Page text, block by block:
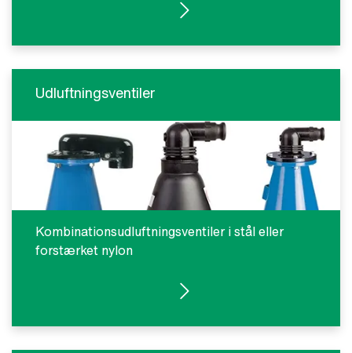
SE PRODUKTER
Udluftningsventiler
Kombinationsudluftningsventiler i stål eller
forstærket nylon
SE PRODUKTER